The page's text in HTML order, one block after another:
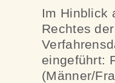
Im Hinblick
Rechtes
eingeführt:
(Männer/